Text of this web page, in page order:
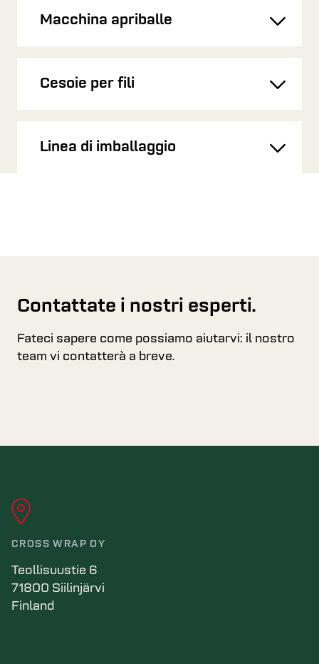
Macchina apriballe
Cesoie per fili
Linea di imballaggio
Contattate i nostri esperti.
Fateci sapere come possiamo aiutarvi: il nostro
team vi contatterà a breve.
CROSS WRAP OY
Teollisuustie 6
71800 Siilinjärvi
Finland